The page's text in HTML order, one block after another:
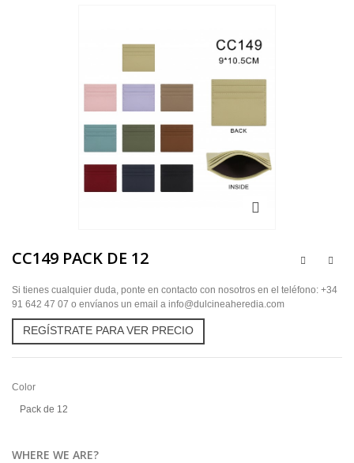
CC149 PACK DE 12
Si tienes cualquier duda, ponte en contacto con nosotros en el teléfono: +34
91 642 47 07 o envíanos un email a info@dulcineaheredia.com
REGÍSTRATE PARA VER PRECIO
Color
Pack de 12
WHERE WE ARE?